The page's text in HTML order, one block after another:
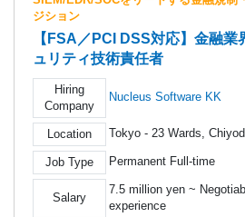
ジション
【FSA／PCI DSS対応】金融業
ュリティ技術責任者
Hiring
Company
Nucleus Software KK
Location Tokyo - 23 Wards,
Job Type Permanent Full-time
Salary
7.5 million yen ~
experience